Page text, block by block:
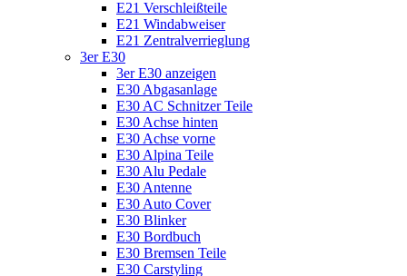
E21 Verschleißteile
E21 Windabweiser
E21 Zentralverrieglung
3er E30
3er E30 anzeigen
E30 Abgasanlage
E30 AC Schnitzer Teile
E30 Achse hinten
E30 Achse vorne
E30 Alpina Teile
E30 Alu Pedale
E30 Antenne
E30 Auto Cover
E30 Blinker
E30 Bordbuch
E30 Bremsen Teile
E30 Carstyling